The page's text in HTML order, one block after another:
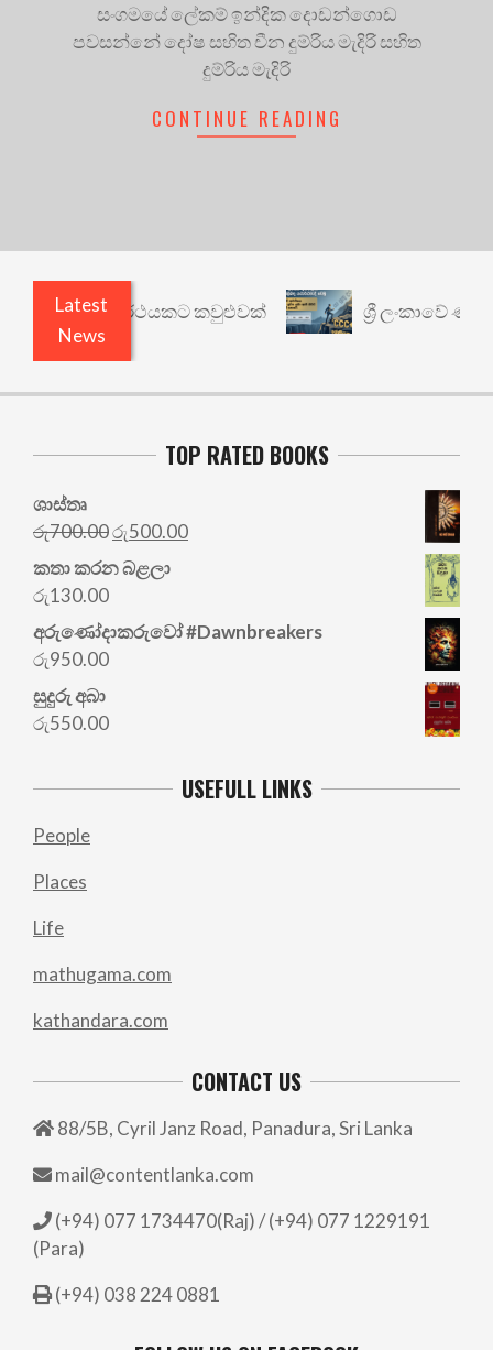
සංගමයේ ලේකම් ඉන්දික දොඩන්ගොඩ
පවසන්නේ දෝෂ සහිත චීන දුම්රිය මැදිරි සහිත
දුම්රිය මැදිරි
CONTINUE READING
Latest
News
වෙනත් යථාර්ථයකට කවුළුවක් ශ්‍රී ලංකාවේ ණය
TOP RATED BOOKS
ශාස්තෘ
රු700.00Original
price
was:
රු500.00Current
කතා කරන බළලා
රු130.00
අරු‍ණෝදාකරුවෝ #Dawnbreakers
රු950.00
සුදුරු අබා
රු550.00
USEFULL LINKS
People
Places
Life
mathugama.com
kathandara.com
CONTACT US
88/5B, Cyril Janz Road, Panadura, Sri Lanka
mail@contentlanka.com
(+94) 077 1734470(Raj) / (+94) 077 1229191
(Para)
(+94) 038 224 0881